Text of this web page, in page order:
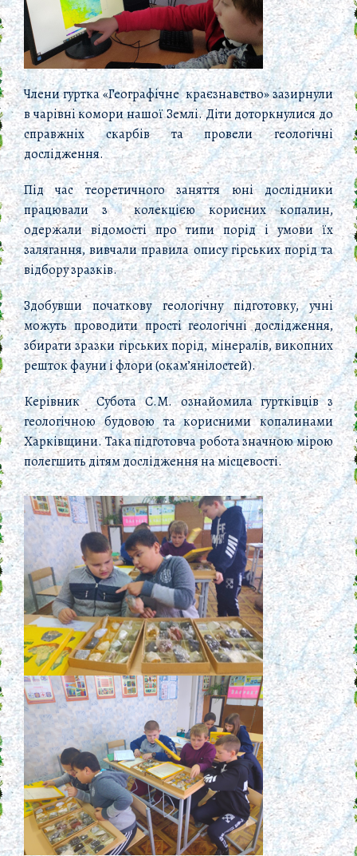
Члени гуртка «Географічне краєзнавство» зазирнули
в чарівні комори нашої Землі. Діти доторкнулися до
справжніх скарбів та провели геологічні
дослідження.
Під час теоретичного заняття юні дослідники
працювали з колекцією корисних копалин,
одержали відомості про типи порід і умови їх
залягання, вивчали правила опису гірських порід та
відбору зразків.
Здобувши початкову геологічну підготовку, учні
можуть проводити прості геологічні дослідження,
збирати зразки гірських порід, мінералів, викопних
решток фауни і флори (окам’янілостей).
Керівник Субота С.М. ознайомила гуртківців з
геологічною будовою та корисними копалинами
Харківщини. Така підготовча робота значною мірою
полегшить дітям дослідження на місцевості.